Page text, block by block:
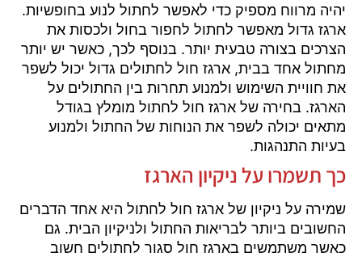
יהיה מרווח מספיק כדי לאפשר לחתול לנוע בחופשיות.
ארגז גדול מאפשר לחתול לחפור בחול ולכסות את
הצרכים בצורה טבעית יותר. בנוסף לכך, כאשר יש יותר
מחתול אחד בבית, ארגז חול לחתולים גדול יכול לשפר
את חוויית השימוש ולמנוע תחרות בין החתולים על
הארגז. בחירה של ארגז חול לחתול מומלץ בגודל
מתאים יכולה לשפר את הנוחות של החתול ולמנוע
בעיות התנהגות.
כך תשמרו על ניקיון הארגז
שמירה על ניקיון של ארגז חול לחתול היא אחד הדברים
החשובים ביותר לבריאות החתול ולניקיון הבית. גם
כאשר משתמשים בארגז חול סגור לחתולים חשוב